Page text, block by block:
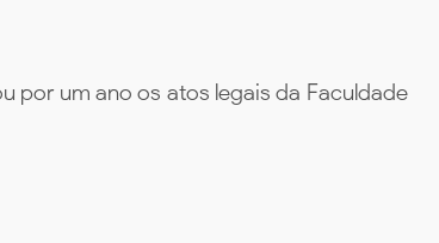
por um ano os atos legais da Faculdade